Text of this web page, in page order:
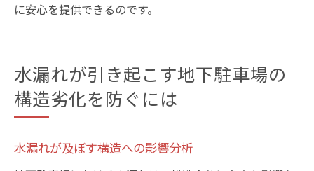
に安心を提供できるのです。
水漏れが引き起こす地下駐車場の
構造劣化を防ぐには
水漏れが及ぼす構造への影響分析